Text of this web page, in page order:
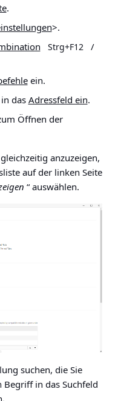
.
>.
Strg+F12 /
ein.
in das Adressfeld ein.
Öffnen der
anzuzeigen,
auf der linken Seite
“ auswählen.
suchen, die Sie
in das Suchfeld